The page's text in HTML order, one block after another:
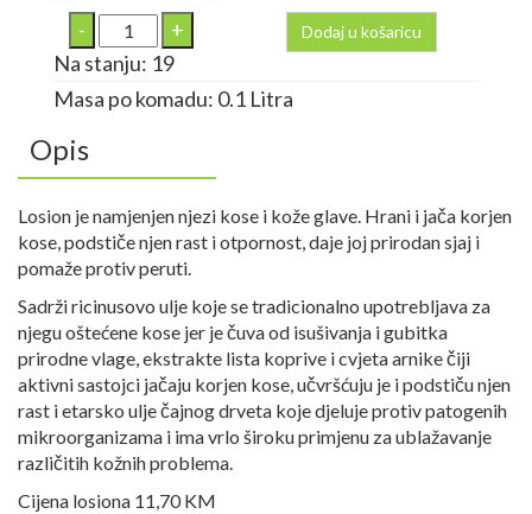
Dodaj u košaricu
Na stanju: 19
Masa po komadu: 0.1 Litra
Opis
Losion je namjenjen njezi kose i kože glave. Hrani i jača korjen
kose, podstiče njen rast i otpornost, daje joj prirodan sjaj i
pomaže protiv peruti.
Sadrži ricinusovo ulje koje se tradicionalno upotrebljava za
njegu oštećene kose jer je čuva od isušivanja i gubitka
prirodne vlage, ekstrakte lista koprive i cvjeta arnike čiji
aktivni sastojci jačaju korjen kose, učvršćuju je i podstiču njen
rast i etarsko ulje čajnog drveta koje djeluje protiv patogenih
mikroorganizama i ima vrlo široku primjenu za ublažavanje
različitih kožnih problema.
Cijena losiona 11,70 KM